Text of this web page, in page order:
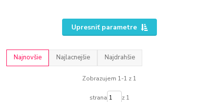
Upresniť parametre
Najnovšie Najlacnejšie Najdrahšie
Zobrazujem 1-1 z 1
strana z 1